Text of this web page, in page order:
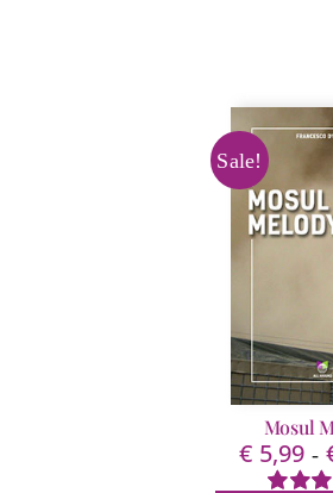
Sale!
Mosul
€ 5,99 -